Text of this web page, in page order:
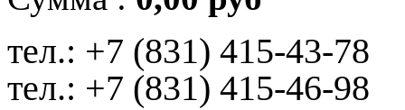
тел.: +7 (831) 415-43-78
тел.: +7 (831) 415-46-98